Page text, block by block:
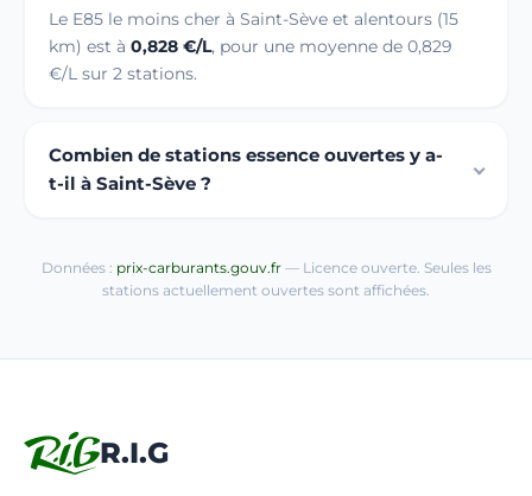
Le E85 le moins cher à Saint-Sève et alentours (15
km) est à 0,828 €/L, pour une moyenne de 0,829
€/L sur 2 stations.
Combien de stations essence ouvertes y a-
t-il à Saint-Sève ?
Données : prix-carburants.gouv.fr— Licence ouverte. Seules les
stations actuellement ouvertes sont affichées.
R.I.G